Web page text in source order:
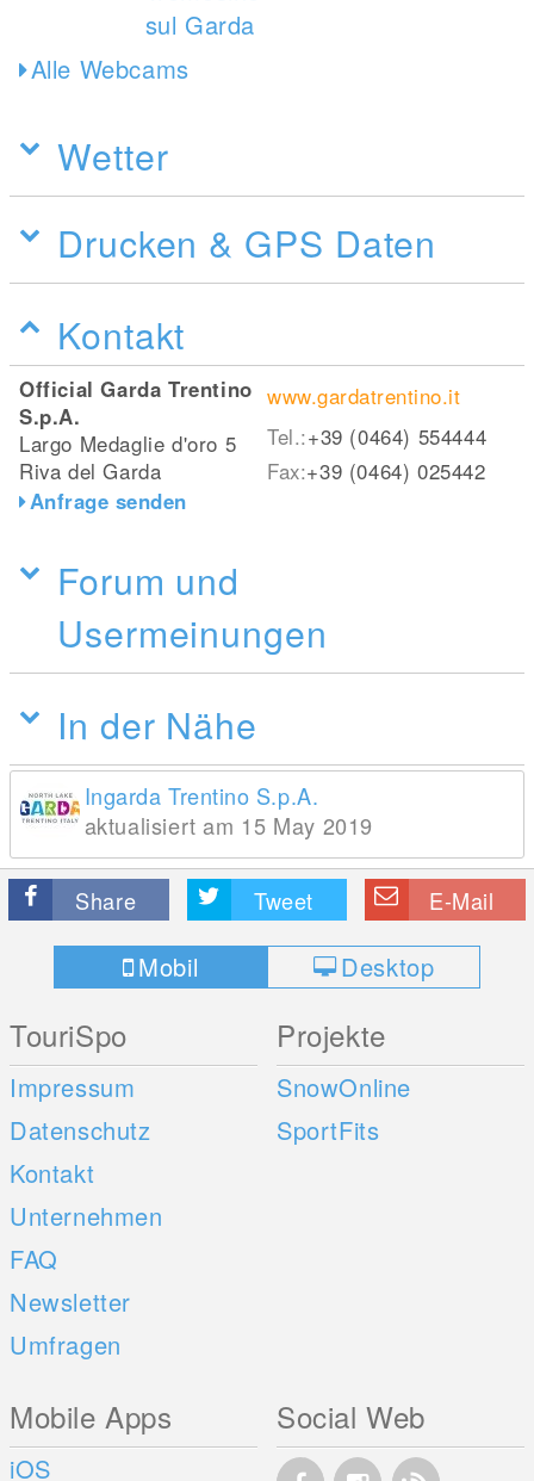
Alle Webcams
Wetter
Drucken & GPS Daten
Kontakt
Official Garda Trentino
S.p.A.
Largo Medaglie d'oro 5
Riva del Garda
Anfrage senden
www.gardatrentino.it
Tel.:+39 (0464) 554444
Fax:+39 (0464) 025442
Forum und
Usermeinungen
In der Nähe
Ingarda Trentino S.p.A.
aktualisiert am 15 May 2019
Share Tweet E-Mail
Mobil Desktop
TouriSpo
Impressum
Datenschutz
Kontakt
Unternehmen
FAQ
Newsletter
Umfragen
Projekte
SnowOnline
SportFits
Mobile Apps
iOS
Social Web